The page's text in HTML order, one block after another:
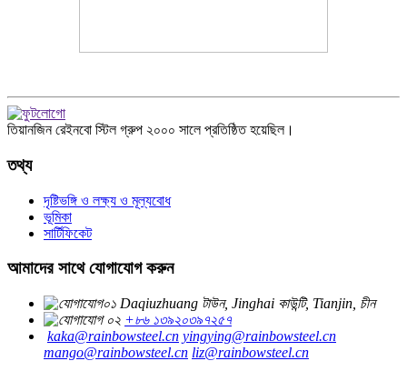
তিয়ানজিন রেইনবো স্টিল গ্রুপ ২০০০ সালে প্রতিষ্ঠিত হয়েছিল।
তথ্য
দৃষ্টিভঙ্গি ও লক্ষ্য ও মূল্যবোধ
ভূমিকা
সার্টিফিকেট
আমাদের সাথে যোগাযোগ করুন
Daqiuzhuang টাউন, Jinghai কাউন্টি, Tianjin, চীন
+৮৬ ১৩৯২০৩৯৭২৫৭
kaka@rainbowsteel.cn yingying@rainbowsteel.cn
mango@rainbowsteel.cn liz@rainbowsteel.cn